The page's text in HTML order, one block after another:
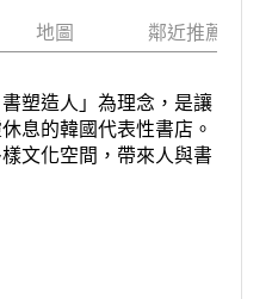
地圖 鄰近推薦景點
塑造人」為理念，是讓
息的韓國代表性書店。
文化空間，帶來人與書